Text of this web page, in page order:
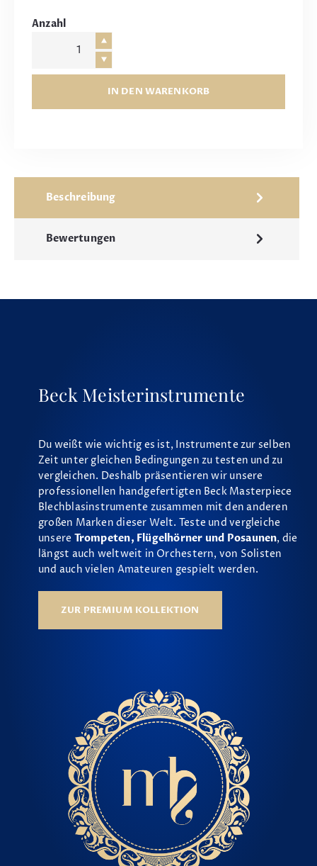
Anzahl
IN DEN WARENKORB
Beschreibung
Bewertungen
Beck Meisterinstrumente
Du weißt wie wichtig es ist, Instrumente zur selben
Zeit unter gleichen Bedingungen zu testen und zu
vergleichen. Deshalb präsentieren wir unsere
professionellen handgefertigten Beck Masterpiece
Blechblasinstrumente zusammen mit den anderen
großen Marken dieser Welt. Teste und vergleiche
unsere Trompeten, Flügelhörner und Posaunen, die
längst auch weltweit in Orchestern, von Solisten
und auch vielen Amateuren gespielt werden.
ZUR PREMIUM KOLLEKTION